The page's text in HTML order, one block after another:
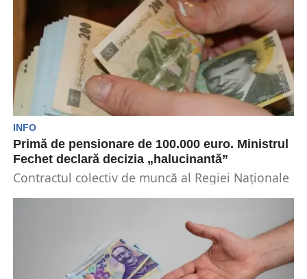
INFO
Primă de pensionare de 100.000 euro. Ministrul
Fechet declară decizia „halucinantă”
Contractul colectiv de muncă al Regiei Naţionale